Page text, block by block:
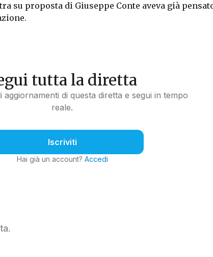
su proposta di Giuseppe Conte aveva già
tutta la diretta
aggiornamenti di questa diretta e segui in tempo
reale.
Iscriviti
Hai già un account? Accedi